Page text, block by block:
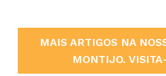
MAIS ARTIGOS NA
MONTIJO.